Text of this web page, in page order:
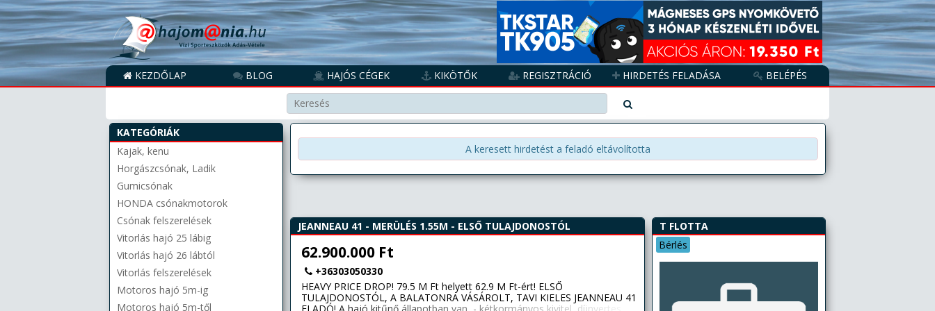
KEZDŐLAP BLOG HAJÓS CÉGEK KIKÖTŐK REGISZTRÁCIÓ HIRDETÉS FELADÁSA BELÉPÉS
KATEGÓRIÁK
Kajak, kenu
Horgászcsónak, Ladik
Gumicsónak
HONDA csónakmotorok
Csónak felszerelések
Vitorlás hajó 25 lábig
Vitorlás hajó 26 lábtól
Vitorlás felszerelések
Motoros hajó 5m-ig
Motoros hajó 5m-től
A keresett hirdetést a feladó eltávolította
JEANNEAU 41 - MERÜLÉS 1.55M - ELSŐ TULAJDONOSTÓL
62.900.000 Ft
+36303050330
HEAVY PRICE DROP! 79.5 M Ft helyett 62.9 M Ft-ért! ELSŐ
TULAJDONOSTÓL, A BALATONRA VÁSÁROLT, TAVI KIELES JEANNEAU 41
T FLOTTA
Bérlés